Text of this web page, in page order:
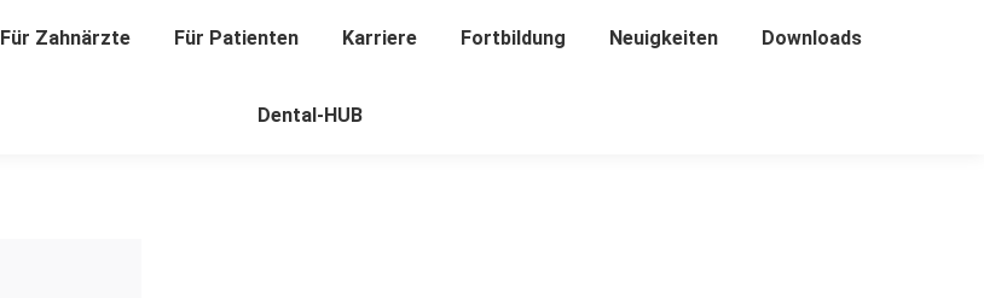
Für Zahnärzte Für Patienten Karriere Fortbildung Neuigkeiten Downloads
Dental-HUB
Für Zahnärzte Für Patienten Karriere Fortbildung Neuigkeiten Downloads
Dental-HUB